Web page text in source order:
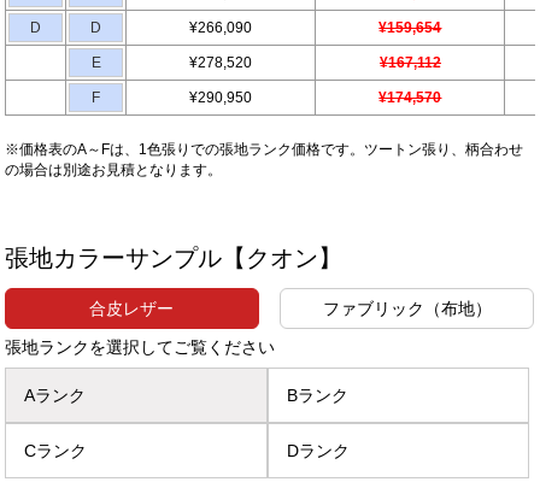
D D ¥266,090 ¥159,654
E ¥278,520 ¥167,112
F ¥290,950 ¥174,570
※価格表のA～Fは、1色張りでの張地ランク価格です。ツートン張り、柄合わせ
の場合は別途お見積となります。